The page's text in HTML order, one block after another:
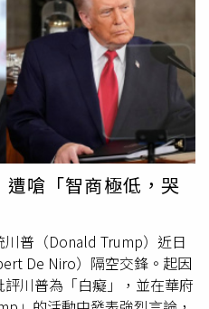
多直接標示地點或城市名
進一步擴大。面對批評聲浪，
台灣區」原本只是作為「區
其他意思。他坦言因趕著上
酌，對於感到不適的民眾表
意更正。其後，他已將貼文內
留言區出現批評甚至嘲諷聲
有網友留言稱其為「
小
並表示願意接受外界指教。
法。有網友認為應直接使用
人認為該用語僅屬一般分
輕鬆語氣回應，反映整體討
用詞選擇引發爭議，也再次
嗆「智商極低，哭
普（Donald Trump）近日
De Niro）隔空交鋒。起因
川普為「白癡」，並在華府